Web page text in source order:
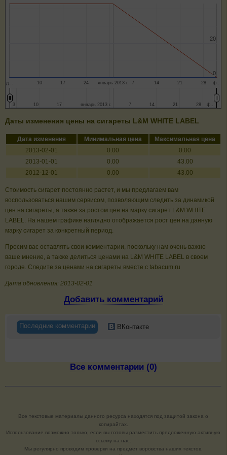
д… январь 2013 г. ф…
10 17 24 7 14 21 28
0
0
20
20
январь 2013 г.
январь 2013 г. ф…
ф…
33 10
10 17
17 77 14
14 21
21 28
28
Даты изменения цены на сигареты L&M WHITE LABEL
Дата изменения Минимальная цена
Максимальная цена
2013-02-01
0.00
0.00
2013-01-01
0.00
43.00
2012-12-01
0.00 43.00
Стоимость сигарет постоянно растет, и мы предлагаем вам
воспользоваться нашим сервисом, позволяющим следить за динамикой
цен на сигареты, а также за ростом цен на марку сигарет L&M WHITE
LABEL. На нашем графике наглядно отображается рост цен на данную
марку сигарет за конкретный период.
Просим вас оставлять свои комментарии, поскольку нам очень важно
ваше мнение, а также делиться ценами на L&M WHITE LABEL в своем
городе. Следите за ценами на сигареты вместе с tabacum.ru
Дата обновления: 2013-02-01
Добавить комментарий
Последние комментарии ВКонтакте
Все комментарии (0)
Все текстовые материалы данного ресурса находятся под защитой закона о
копирайтах.
Использование возможно только, если вы готовы разместить предложенную активную
ссылку на нас.
Мы регулярно проводим проверки на предмет воровства наших текстов.